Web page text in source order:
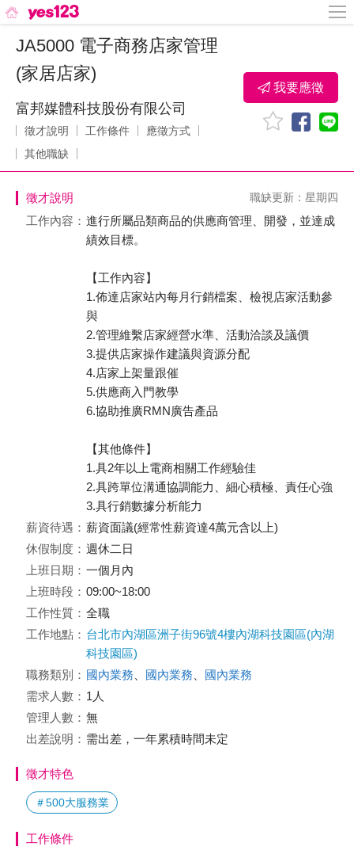
JA5000 電子商務店家管理
(家居店家)
富邦媒體科技股份有限公司
徵才說明 工作條件
應徵方式
其他職缺
我要應徵
徵才說明 職缺更新：星期四
工作內容： 進行所屬品類商品的供應商管理、開發，並達成
績效目標。
【工作內容】
1.佈達店家站內每月行銷檔案、檢視店家活動參
與
2.管理維繫店家經營水準、活動洽談及議價
3.提供店家操作建議與資源分配
4.店家上架量跟催
5.供應商入門教學
6.協助推廣RMN廣告產品
【其他條件】
1.具2年以上電商相關工作經驗佳
2.具跨單位溝通協調能力、細心積極、責任心強
3.具行銷數據分析能力
薪資待遇： 薪資面議(經常性薪資達4萬元含以上)
休假制度： 週休二日
上班日期： 一個月內
上班時段： 09:00~18:00
工作性質： 全職
工作地點： 台北市內湖區洲子街96號4樓內湖科技園區(內湖
科技園區)
職務類別： 國內業務 國內業務
國內業務
需求人數： 1人
管理人數： 無
出差說明： 需出差，一年累積時間未定
徵才特色
＃500大服務業
工作條件